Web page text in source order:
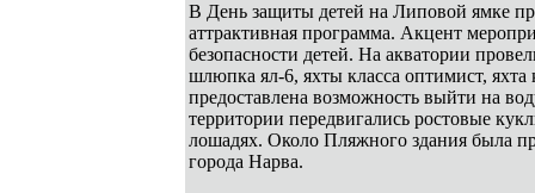
В День защиты детей на Липовой ямке
аттрактивная программа. Акцент
безопасности детей. На акватории
шлюпка ял-6, яхты класса оптимист,
предоставлена возможность выйти на
территории передвигались ростовые
лошадях. Около Пляжного здания была
города Нарва.